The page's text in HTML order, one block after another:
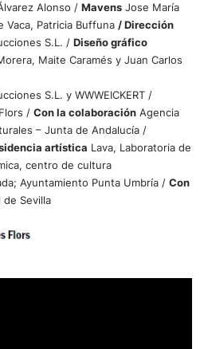
Alonso / Mavens Jose María
Vaca, Patricia Buffuna / Dirección
S.L. / Diseño gráfico
Maite Caramés y Juan Carlos
S.L. y WWWEICKERT /
/ Con la colaboración Agencia
– Junta de Andalucía /
artística Lava, Laboratoria de
centro de cultura
Ayuntamiento Punta Umbría / Con
de Sevilla